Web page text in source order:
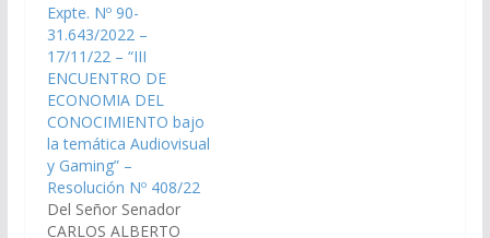
que se realizará
durante los días 28 y
29 de Julio del
corriente año, en las
instalaciones de
UTHGRA – Salón
Cafayate (Mitre Nº…
Expte. Nº 90-
31.643/2022 –
17/11/22 – “III
ENCUENTRO DE
ECONOMIA DEL
CONOCIMIENTO bajo
la temática Audiovisual
y Gaming” –
Resolución Nº 408/22
Del Señor Senador
CARLOS ALBERTO